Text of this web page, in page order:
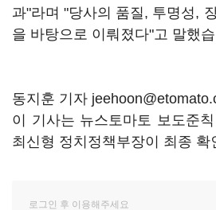
과"라며 "당사의 품질, 투명성,
을 바탕으로 이뤄졌다"고 말했
동지훈 기자
이 기사는 뉴스토마토 보도준
최신형 정치정책부장이 최종 확